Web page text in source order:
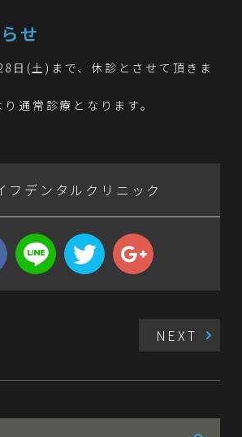
せ
日(土)まで、休診とさせて頂きま
通常診療となります。
フデンタルクリニック
NEXT